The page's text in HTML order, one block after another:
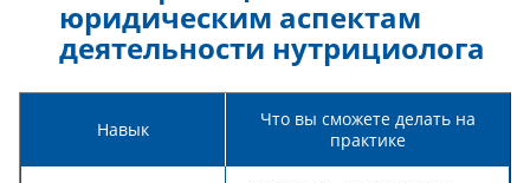
юридическим аспектам
деятельности нутрициолога
Навык
Что вы сможете делать на
практике